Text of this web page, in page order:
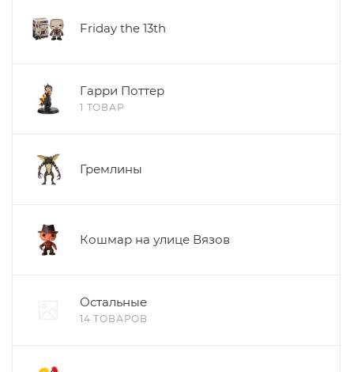
Friday the 13th
Гарри Поттер
1 ТОВАР
Гремлины
Кошмар на улице Вязов
Остальные
14 ТОВАРОВ